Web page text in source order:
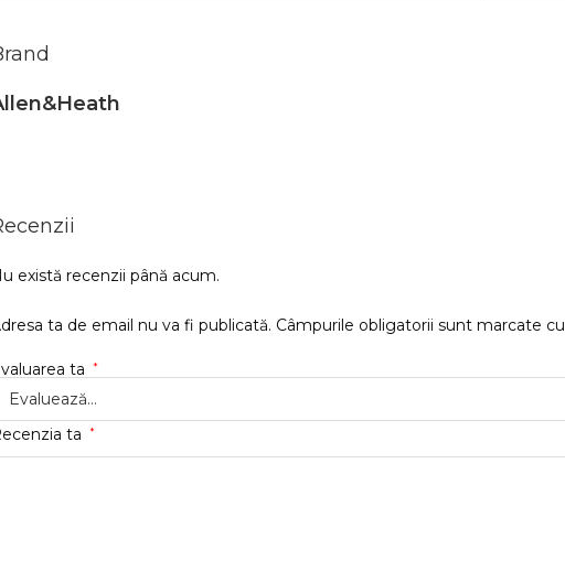
există recenzii până acum.
ta de email nu va fi publicată. Câmpurile obligatorii sunt marcate cu
ta *
ta *